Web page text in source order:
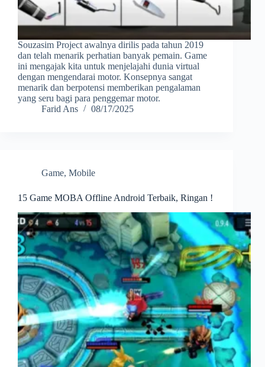
Souzasim Project awalnya dirilis pada tahun 2019
dan telah menarik perhatian banyak pemain. Game
ini mengajak kita untuk menjelajahi dunia virtual
dengan mengendarai motor. Konsepnya sangat
menarik dan berpotensi memberikan pengalaman
yang seru bagi para penggemar motor.
Farid Ans
08/17/2025
Game, Mobile
15 Game MOBA Offline Android Terbaik, Ringan !